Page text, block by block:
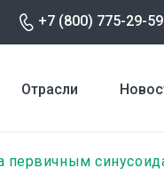
+7 (800) 775-29-59
Отрасли
первичным